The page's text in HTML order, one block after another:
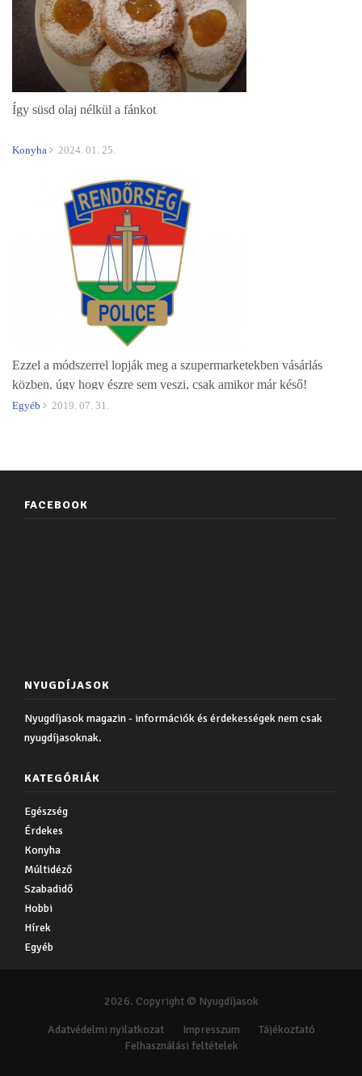
Így süsd olaj nélkül a fánkot
Konyha 2024. 01. 25.
Ezzel a módszerrel lopják meg a szupermarketekben vásárlás
közben, úgy hogy észre sem veszi, csak amikor már késő!
Egyéb 2019. 07. 31.
FACEBOOK
NYUGDÍJASOK
Nyugdíjasok magazin - információk és érdekességek nem csak
nyugdíjasoknak.
KATEGÓRIÁK
Egészség
Érdekes
Konyha
Múltidéző
Szabadidő
Hobbi
Hírek
Egyéb
2026. Copyright © Nyugdíjasok
Adatvédelmi nyilatkozat Impresszum
Tájékoztató
Felhasználási feltételek